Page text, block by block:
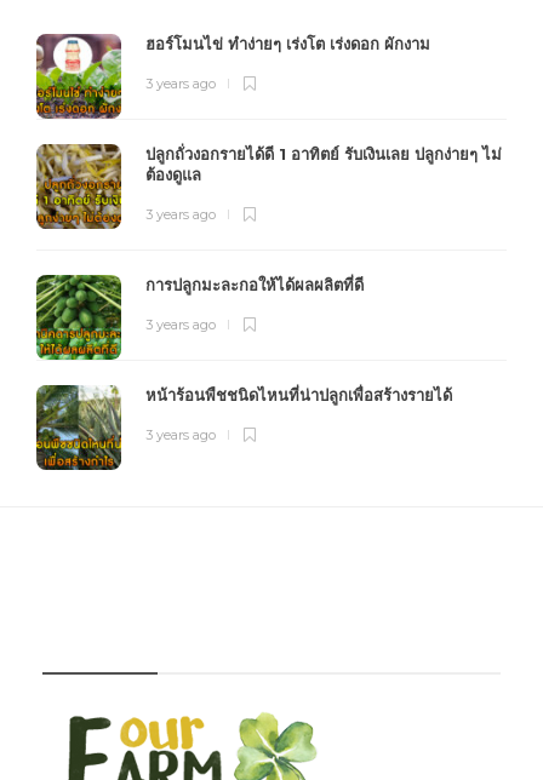
ฮอร์โมนไข่ ทำง่ายๆ เร่งโต เร่งดอก ผักงาม
3 years ago
ปลูกถั่วงอกรายได้ดี 1 อาทิตย์ รับเงินเลย ปลูกง่ายๆ ไม่
ต้องดูแล
3 years ago
การปลูกมะละกอให้ได้ผลผลิตที่ดี
3 years ago
หน้าร้อนพืชชนิดไหนที่น่าปลูกเพื่อสร้างรายได้
3 years ago